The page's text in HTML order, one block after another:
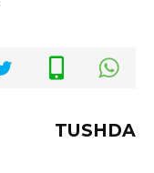
TUSHDA